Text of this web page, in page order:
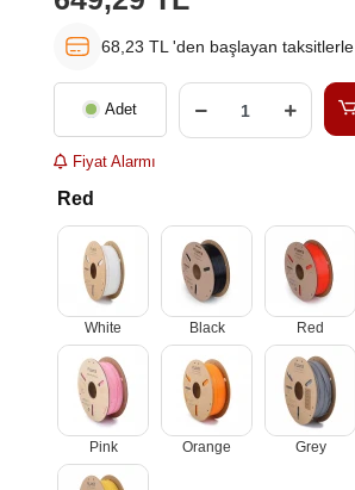
68,23 TL 'den başlayan taksitlerle
Adet
Fiyat Alarmı
Red
White Black Red
Pink Orange Grey